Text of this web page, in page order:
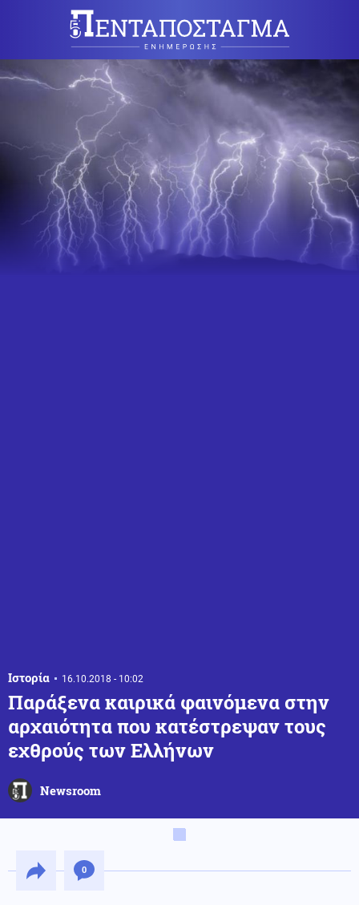
Ιστορία 16.10.2018 - 10:02
Παράξενα καιρικά φαινόμενα στην
αρχαιότητα που κατέστρεψαν τους
εχθρούς των Ελλήνων
Newsroom
0